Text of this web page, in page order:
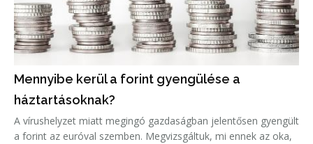
Mennyibe kerül a forint gyengülése a
háztartásoknak?
A vírushelyzet miatt megingó gazdaságban jelentősen gyengült
a forint az euróval szemben. Megvizsgáltuk, mi ennek az oka,